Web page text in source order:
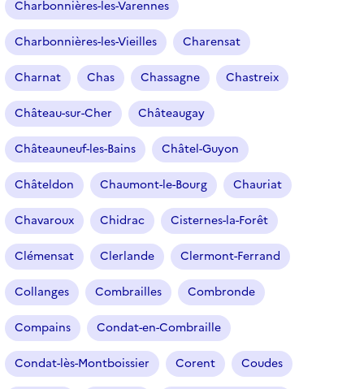
Charbonnières-les-Varennes
Charbonnières-les-Vieilles Charensat
Charnat Chas Chassagne Chastreix
Château-sur-Cher Châteaugay
Châteauneuf-les-Bains Châtel-Guyon
Châteldon Chaumont-le-Bourg Chauriat
Chavaroux Chidrac Cisternes-la-Forêt
Clémensat Clerlande Clermont-Ferrand
Collanges Combrailles Combronde
Compains Condat-en-Combraille
Condat-lès-Montboissier Corent Coudes